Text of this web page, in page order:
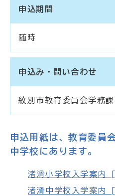
申込期間
随時
申込み・問い合わせ
紋別市教育委員会学務
申込用紙は、教育委員
中学校にあります。
渚滑小学校入学案内
渚滑中学校入学案内